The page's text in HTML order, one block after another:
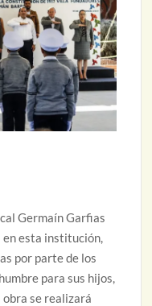
Germaín Garfias
en esta institución,
por parte de los
para sus hijos,
obra se realizará